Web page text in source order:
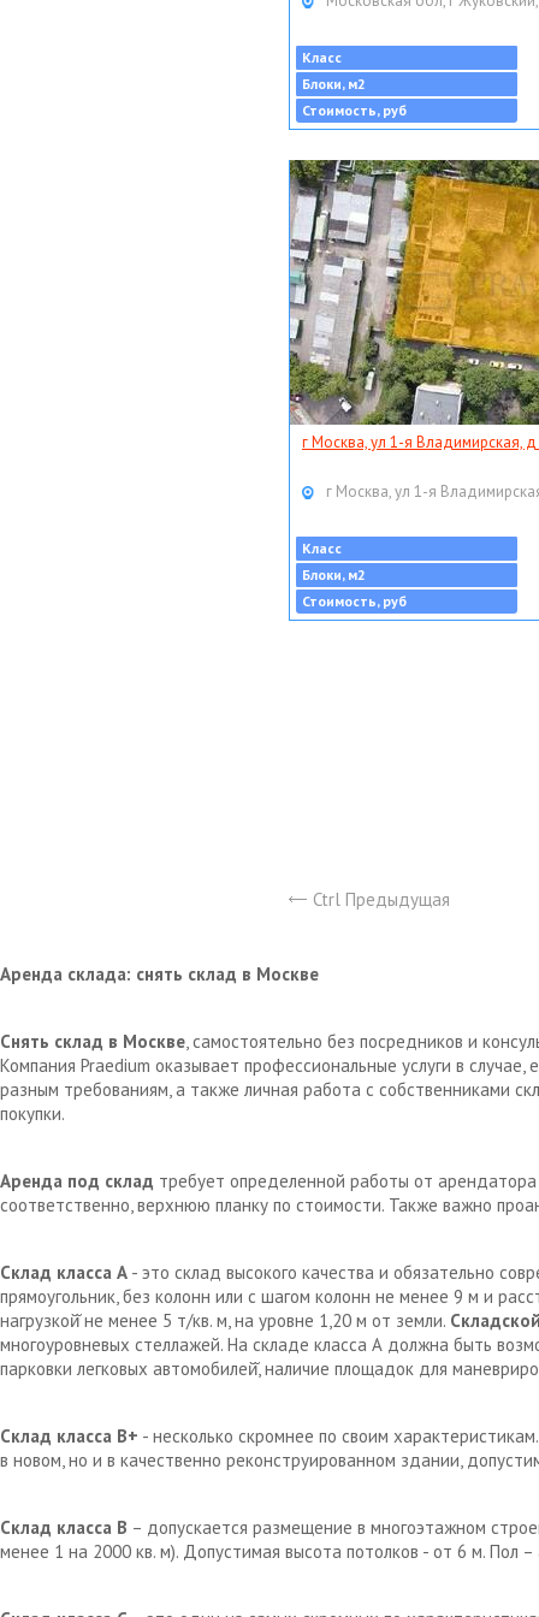
Класс
Блоки, м2
Стоимость, руб
г Москва, ул 1-я Владимирская, д
г Москва, ул 1-я
Класс
Блоки, м2
Стоимость, руб
Ctrl Предыдущая
Аренда склада: снять склад в Москве
Снять склад в Москве, самостоятельно без посредников и
Компания Praedium оказывает профессиональные услуги в
разным требованиям, а также личная работа с собственниками
покупки.
Аренда под склад требует определенной работы от
соответственно, верхнюю планку по стоимости. Также важно
Склад класса А - это склад высокого качества и обязательно
прямоугольник, без колонн или с шагом колонн не менее 9 м и
нагрузкой̆ не менее 5 т/кв. м, на уровне 1,20 м от земли.
многоуровневых стеллажей. На складе класса А должна быть
парковки легковых автомобилей̆, наличие площадок для
Склад класса В+ - несколько скромнее по своим
в новом, но и в качественно реконструированном здании,
Склад класса В – допускается размещение в многоэтажном
менее 1 на 2000 кв. м). Допустимая высота потолков - от 6 м. Пол